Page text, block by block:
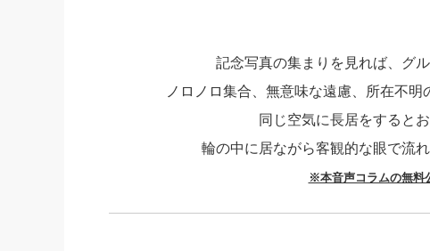
野田久美子 香港ビジネス成功法(10) 社長の口ぐ
社長の右腕
酒井英之の
記念写真の集まりを見れば、グ
ノロノロ集合、無意味な遠慮、所在不
同じ空気に長居をすると
輪の中に居ながら客観的な眼で流
※本音声コラムの無料